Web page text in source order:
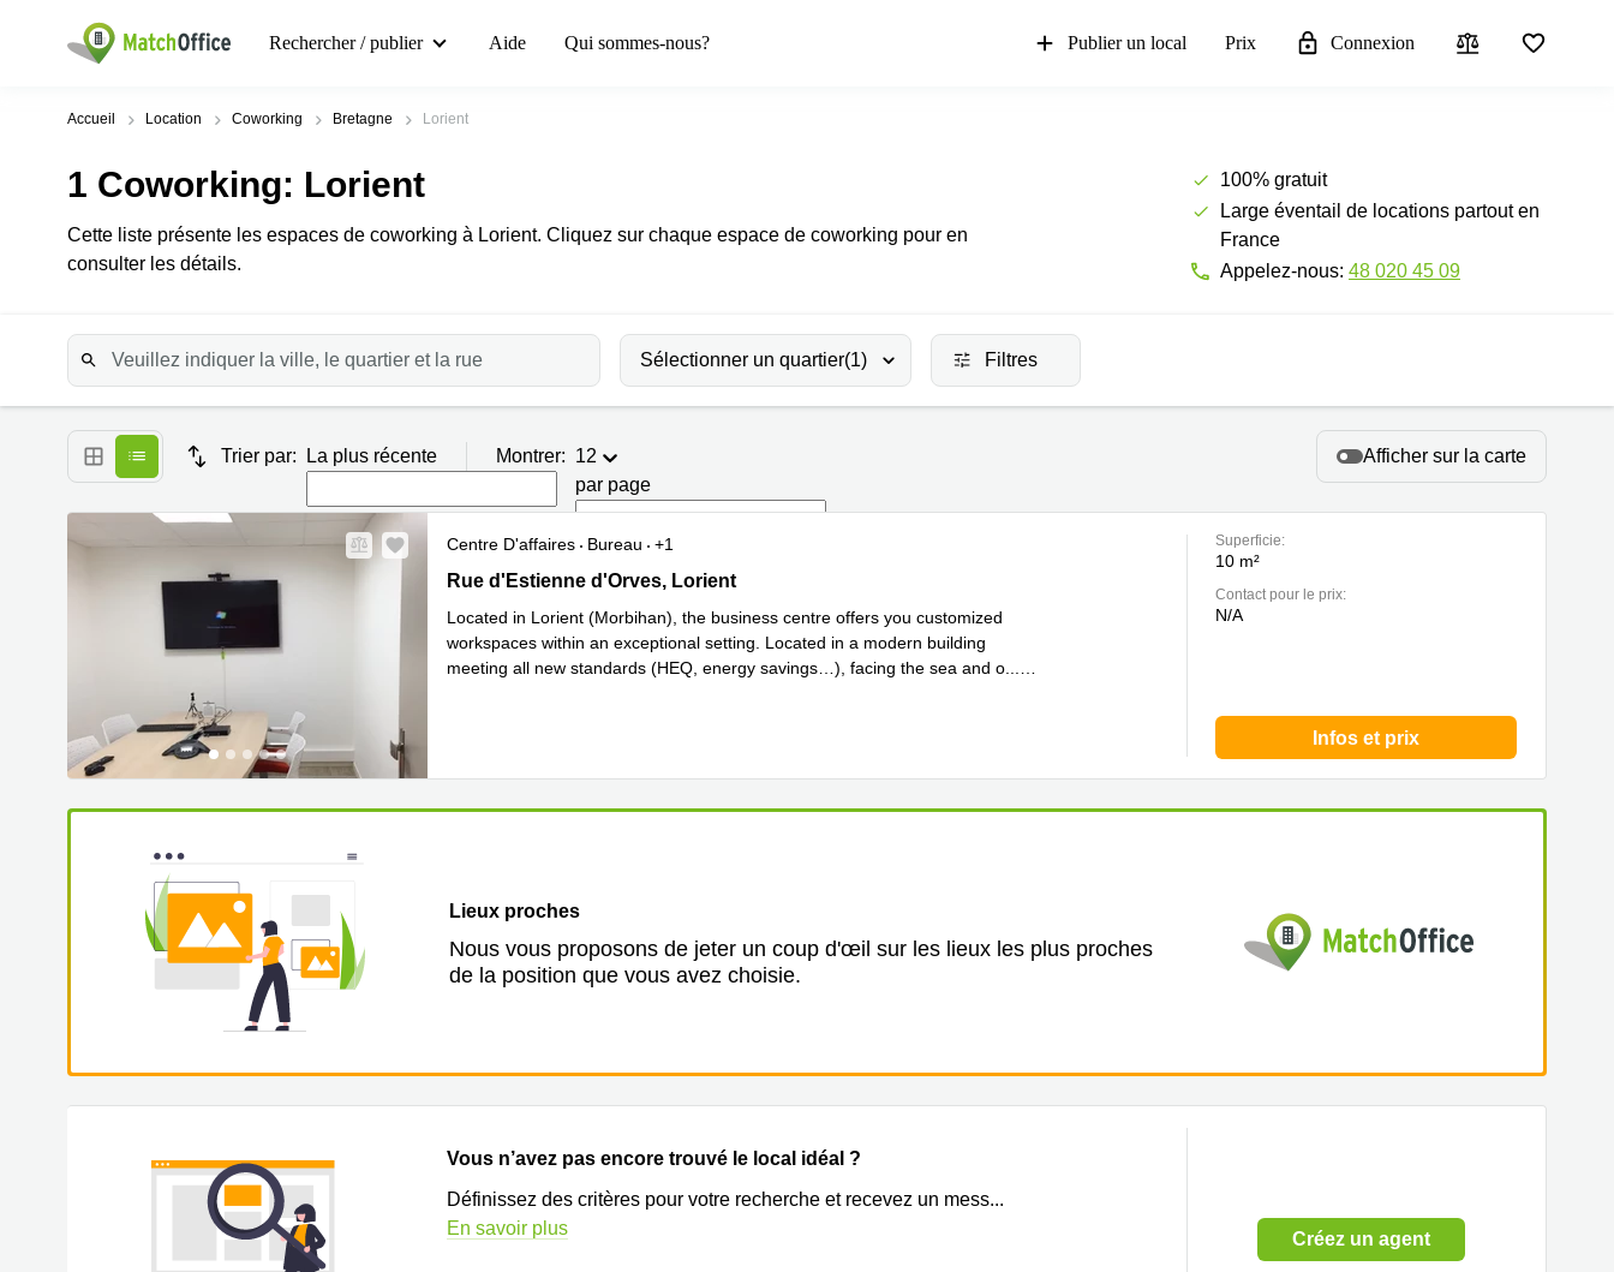
Rechercher / publier Aide Qui sommes-nous? Publier un local Prix Connexion
Accueil Location Coworking Bretagne Lorient
1 Coworking: Lorient
Cette liste présente les espaces de coworking à Lorient. Cliquez sur chaque espace de coworking pour en
consulter les détails.
100% gratuit
Large éventail de locations partout en
France
Appelez-nous: 48 020 45 09
Sélectionner un quartier(1) Filtres
Trier par: La plus récente Montrer: 12
par page
Afficher sur la carte
Centre D'affaires Bureau
+1
Celtic Submarine, 1 rue Honoré d'Estienne d'Orves, Lorient
Rue d'Estienne d'Orves, Lorient
Located in Lorient (Morbihan), the business centre offers you customized
workspaces within an exceptional setting. Located in a modern building
meeting all new standards (HEQ, energy savings…), facing the sea and o
Superficie:
10 m²
Contact pour le prix:
N/A
Infos et prix
Lieux proches
Nous vous proposons de jeter un coup d'œil sur les lieux les plus proches
de la position que vous avez choisie.
Vous n’avez pas encore trouvé le local idéal ?
Définissez des critères pour votre recherche et recevez un mess...
En savoir plus
Créez un agent